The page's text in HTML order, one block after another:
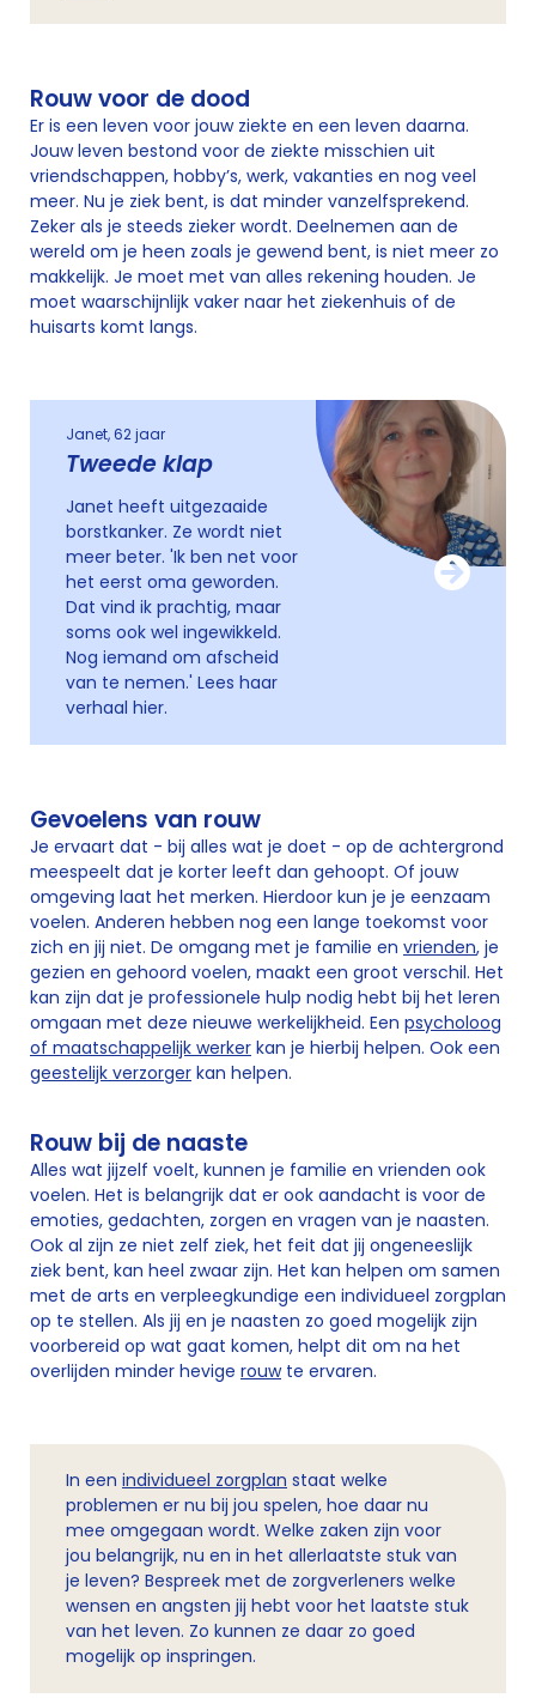
Rouw voor de dood
Er is een leven voor jouw ziekte en een leven daarna.
Jouw leven bestond voor de ziekte misschien uit
vriendschappen, hobby’s, werk, vakanties en nog veel
meer. Nu je ziek bent, is dat minder vanzelfsprekend.
Zeker als je steeds zieker wordt. Deelnemen aan de
wereld om je heen zoals je gewend bent, is niet meer zo
makkelijk. Je moet met van alles rekening houden. Je
moet waarschijnlijk vaker naar het ziekenhuis of de
huisarts komt langs.
Janet, 62 jaar
Tweede klap
Janet heeft uitgezaaide
borstkanker. Ze wordt niet
meer beter. 'Ik ben net voor
het eerst oma geworden.
Dat vind ik prachtig, maar
soms ook wel ingewikkeld.
Nog iemand om afscheid
van te nemen.' Lees haar
verhaal hier.
Gevoelens van rouw
Je ervaart dat - bij alles wat je doet - op de achtergrond
meespeelt dat je korter leeft dan gehoopt. Of jouw
omgeving laat het merken. Hierdoor kun je je eenzaam
voelen. Anderen hebben nog een lange toekomst voor
zich en jij niet. De omgang met je familie en vrienden, je
gezien en gehoord voelen, maakt een groot verschil. Het
kan zijn dat je professionele hulp nodig hebt bij het leren
omgaan met deze nieuwe werkelijkheid. Een psycholoog
of maatschappelijk werker kan je hierbij helpen. Ook een
geestelijk verzorger kan helpen.
Rouw bij de naaste
Alles wat jijzelf voelt, kunnen je familie en vrienden ook
voelen. Het is belangrijk dat er ook aandacht is voor de
emoties, gedachten, zorgen en vragen van je naasten.
Ook al zijn ze niet zelf ziek, het feit dat jij ongeneeslijk
ziek bent, kan heel zwaar zijn. Het kan helpen om samen
met de arts en verpleegkundige een individueel zorgplan
op te stellen. Als jij en je naasten zo goed mogelijk zijn
voorbereid op wat gaat komen, helpt dit om na het
overlijden minder hevige rouwte ervaren.
In een individueel zorgplan staat welke
problemen er nu bij jou spelen, hoe daar nu
mee omgegaan wordt. Welke zaken zijn voor
jou belangrijk, nu en in het allerlaatste stuk van
je leven? Bespreek met de zorgverleners welke
wensen en angsten jij hebt voor het laatste stuk
van het leven. Zo kunnen ze daar zo goed
mogelijk op inspringen.